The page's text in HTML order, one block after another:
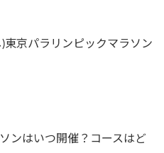
東京パラリンピックマラソン
ンはいつ開催？コースはど